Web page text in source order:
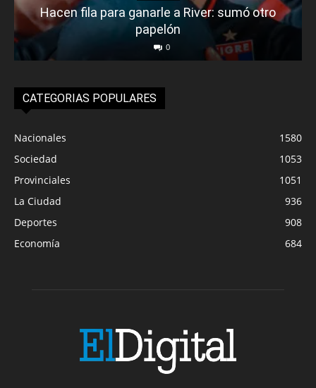
Hacen fila para ganarle a River: sumó otro
papelón
0
CATEGORIAS POPULARES
Nacionales
1580
Sociedad
1053
Provinciales
1051
La Ciudad
936
Deportes
908
Economía
684